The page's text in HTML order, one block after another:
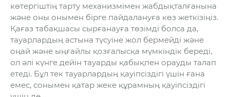
көтергіштің тарту механизмімен жабдықталғанына
және оны онымен бірге пайдалануға көз жеткізіңіз.
Қағаз табақшасы сырғанауға төзімді болса да,
тауарлардың астына түсуіне жол бермейді және
оңай және ыңғайлы қозғалысқа мүмкіндік береді,
ол әлі күнге дейін тауарды қабықпен орауды талап
етеді. Бұл тек тауарлардың қауіпсіздігі үшін ғана
емес, сонымен қатар жеке құрамның қауіпсіздігі